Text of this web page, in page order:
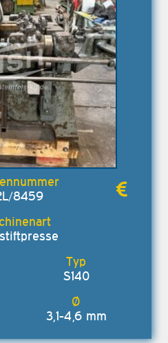
8459
S140
3,1-4,6 mm